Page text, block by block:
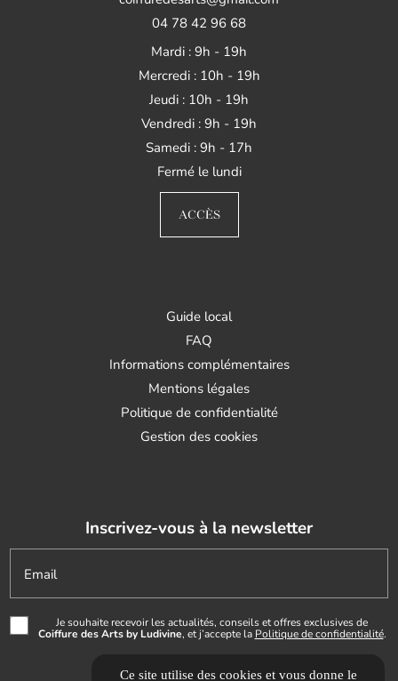
04 78 42 96 68
Mardi : 9h - 19h
Mercredi : 10h - 19h
Jeudi : 10h - 19h
Vendredi : 9h - 19h
Samedi : 9h - 17h
Fermé le lundi
ACCÈS
Guide local
FAQ
Informations complémentaires
Mentions légales
Politique de confidentialité
Gestion des cookies
Inscrivez-vous à la newsletter
Email
Je souhaite recevoir les actualités, conseils et offres exclusives de
Coiffure des Arts by Ludivine, et j’accepte la Politique de confidentialité.
Ce site utilise des cookies et vous donne le